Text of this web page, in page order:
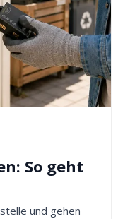
So geht
und gehen